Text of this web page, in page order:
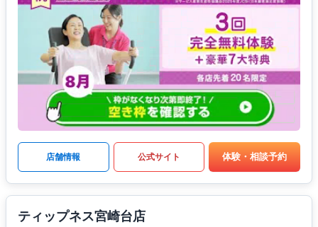
店舗情報 公式サイト 体験・相談予約
ティップネス宮崎台店